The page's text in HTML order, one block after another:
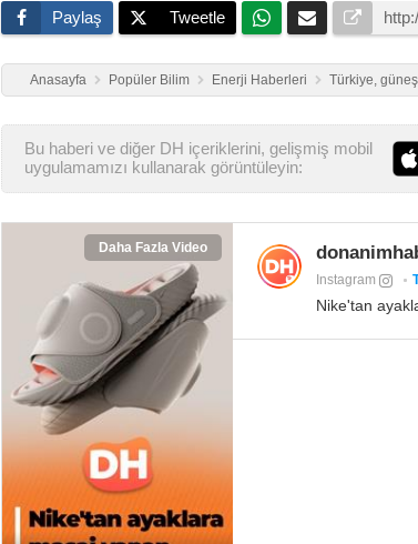
Paylaş Tweetle
Anasayfa Popüler Bilim Enerji Haberleri Türkiye,
Bu haberi ve diğer DH içeriklerini, gelişmiş mobil
uygulamamızı kullanarak görüntüleyin:
Daha Fazla Video
Instagram
Nike'tan